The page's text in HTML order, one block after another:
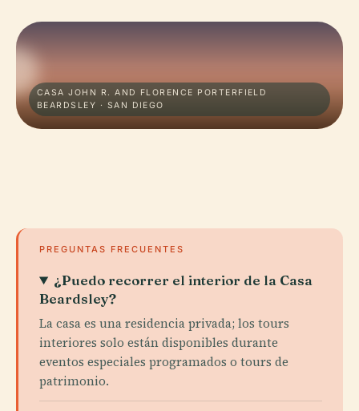
CASA JOHN R. AND FLORENCE PORTERFIELD
BEARDSLEY · SAN DIEGO
PREGUNTAS FRECUENTES
¿Puedo recorrer el interior de la Casa
Beardsley?
La casa es una residencia privada; los tours
interiores solo están disponibles durante
eventos especiales programados o tours de
patrimonio.